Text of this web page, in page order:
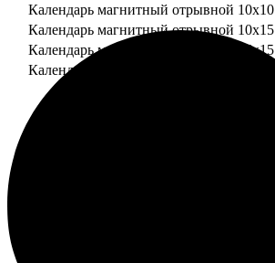
Календарь магнитный отрывной 10x10
Календарь магнитный отрывной 10x15
Календарь магнитный отрывной 15x15
Календарь магнитный отрывной 15x20